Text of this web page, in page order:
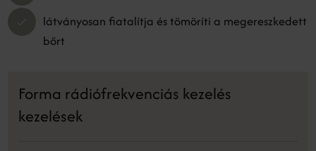
látványosan fiatalítja és tömöríti a megereszkedett
bőrt
Forma rádiófrekvenciás kezelés
kezelések